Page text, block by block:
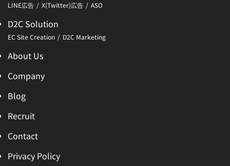
LINE広告
X(Twitter)広告 ASO
D2C Solution
EC Site Creation D2C Marketing
About Us
Company
Blog
Recruit
Contact
Privacy Policy